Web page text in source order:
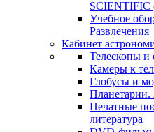
Учебное
Развлечения
Кабинет
Телескопы и
Камеры к
Глобусы и
Планетарии.
Печатные
литература